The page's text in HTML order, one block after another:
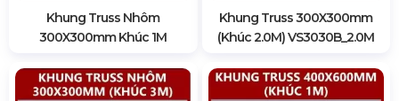
Khung Truss Nhôm
300X300mm Khúc 1M
Khung Truss 300X300mm
(Khúc 2.0M) VS3030B_2.0M